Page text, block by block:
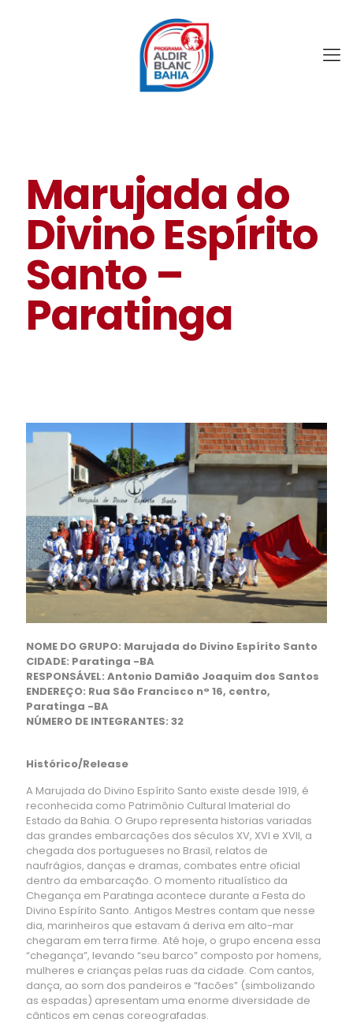
Marujada do
Divino Espírito
Santo –
Paratinga
NOME DO GRUPO: Marujada do Divino Espírito Santo
CIDADE: Paratinga -BA
RESPONSÁVEL: Antonio Damião Joaquim dos Santos
ENDEREÇO: Rua São Francisco n° 16, centro,
Paratinga -BA
NÚMERO DE INTEGRANTES: 32
Histórico/Release
A Marujada do Divino Espírito Santo existe desde 1919, é
reconhecida como Patrimônio Cultural Imaterial do
Estado da Bahia. O Grupo representa historias variadas
das grandes embarcações dos séculos XV, XVI e XVII, a
chegada dos portugueses no Brasil, relatos de
naufrágios, danças e dramas, combates entre oficial
dentro da embarcação. O momento ritualístico da
Chegança em Paratinga acontece durante a Festa do
Divino Espírito Santo. Antigos Mestres contam que nesse
dia, marinheiros que estavam á deriva em alto-mar
chegaram em terra firme. Até hoje, o grupo encena essa
“chegança”, levando “seu barco” composto por homens,
mulheres e crianças pelas ruas da cidade. Com cantos,
dança, ao som dos pandeiros e “facões” (simbolizando
as espadas) apresentam uma enorme diversidade de
cânticos em cenas coreografadas.